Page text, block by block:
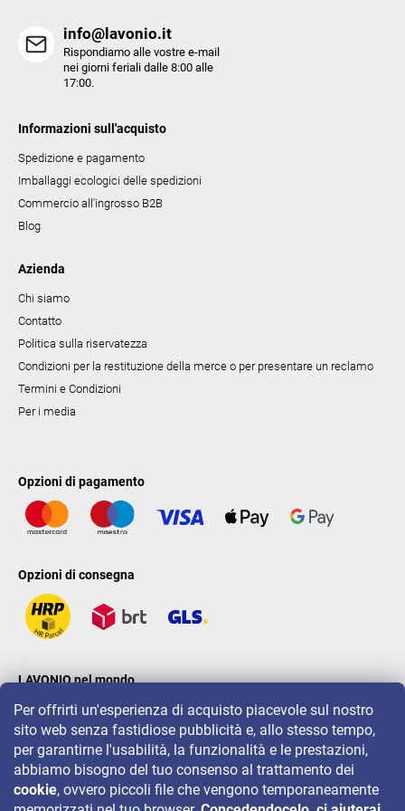
Per offrirti un'esperienza di acquisto piacevole sul nostro
sito web senza fastidiose pubblicità e, allo stesso tempo,
per garantirne l'usabilità, la funzionalità e le prestazioni,
abbiamo bisogno del tuo consenso al trattamento dei
cookie, ovvero piccoli file che vengono temporaneamente
c
info@lavonio.it
Rispondiamo alle vostre e-mail
nei giorni feriali dalle 8:00 alle
17:00.
Informazioni sull'acquisto
Spedizione e pagamento
Imballaggi ecologici delle spedizioni
Commercio all'ingrosso B2B
Blog
Azienda
Chi siamo
Contatto
Politica sulla riservatezza
Condizioni per la restituzione della merce o per presentare un reclamo
Termini e Condizioni
Per i media
Opzioni di pagamento
Opzioni di consegna
LAVONIO nel mondo
Per eventi, concorsi e sconti seguiteci su: